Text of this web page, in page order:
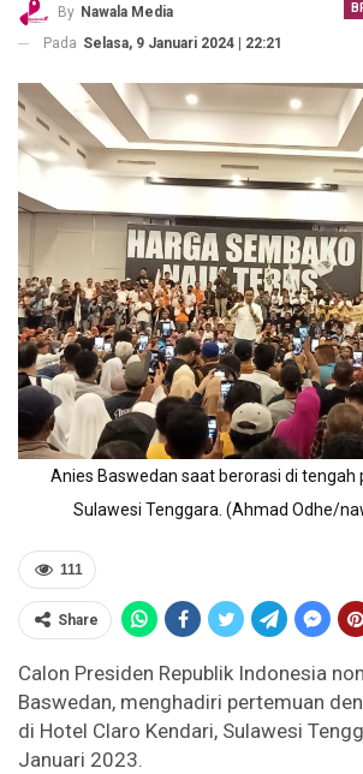
By Nawala Media
Pada Selasa, 9 Januari 2024 | 22:21
Anies Baswedan saat berorasi di tengah
Sulawesi Tenggara. (Ahmad Odhe/
111
Share
Calon Presiden Republik Indonesia
Baswedan, menghadiri pertemuan
di Hotel Claro Kendari, Sulawesi
Januari 2023.